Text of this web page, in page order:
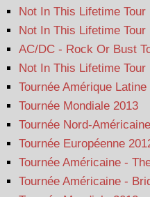
Not In This Lifetime
Not In This Lifetime
AC/DC - Rock Or Bust
Not In This Lifetime
Tournée Amérique
Tournée Mondiale 2013
Tournée Nord-
Tournée Européenne
Tournée Américaine -
Tournée Américaine -